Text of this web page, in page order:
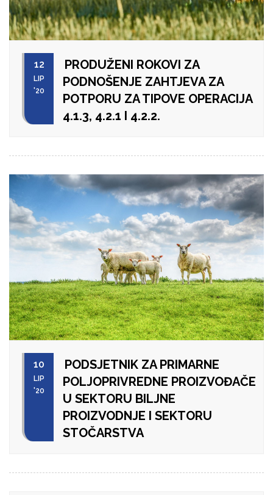
12
LIP
'20
PRODUŽENI ROKOVI ZA
PODNOŠENJE ZAHTJEVA ZA
POTPORU ZA TIPOVE OPERACIJA
4.1.3, 4.2.1 I 4.2.2.
10
LIP
'20
PODSJETNIK ZA PRIMARNE
POLJOPRIVREDNE PROIZVOĐAČE
U SEKTORU BILJNE
PROIZVODNJE I SEKTORU
STOČARSTVA